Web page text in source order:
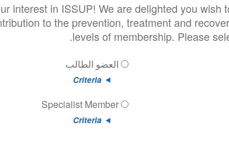
interest in ISSUP! We are delighted you wish
to the prevention, treatment and
levels of membership. Please
العضو الطالب
Criteria
Specialist Member
Criteria